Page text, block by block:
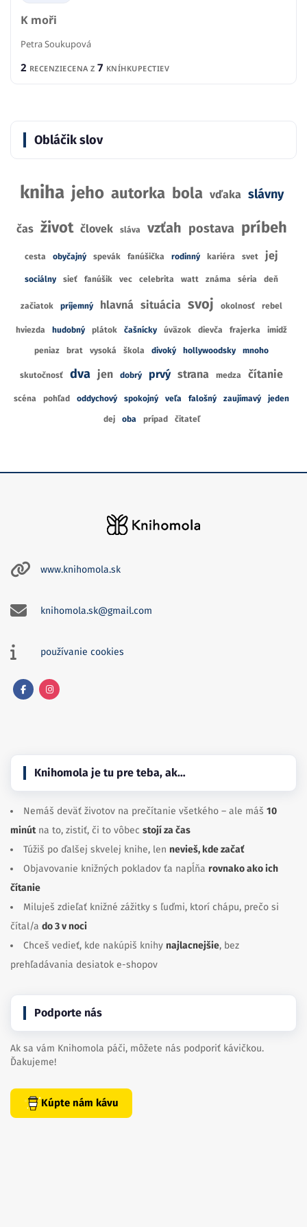
K moři
Petra Soukupová
2 RECENZIECENA Z 7 KNÍHKUPECTIEV
Obláčik slov
kniha jeho autorka bola vďaka slávny
čas život človek sláva vzťah postava príbeh
cesta obyčajný spevák fanúšička rodinný kariéra svet jej
sociálny sieť fanúšik vec celebrita watt známa séria deň
začiatok príjemný hlavná situácia svoj okolnosť rebel
hviezda hudobný plátok čašnícky úväzok dievča frajerka imidž
peniaz brat vysoká škola divoký hollywoodsky mnoho
skutočnosť dva jen dobrý prvý strana medza čítanie
scéna pohľad oddychový spokojný veľa falošný zaujímavý jeden
dej oba prípad čitateľ
www.knihomola.sk
knihomola.sk@gmail.com
používanie cookies
Knihomola je tu pre teba, ak…
Nemáš deväť životov na prečítanie všetkého – ale máš 10
minútna to, zistiť, či to vôbec stojí za čas
Túžiš po ďalšej skvelej knihe, len nevieš, kde začať
Objavovanie knižných pokladov ťa napĺňa rovnako ako ich
čítanie
Miluješ zdieľať knižné zážitky s ľuďmi, ktorí chápu, prečo si
čítal/a do 3 v noci
Chceš vedieť, kde nakúpiš knihy najlacnejšie, bez
prehľadávania desiatok e-shopov
Podporte nás
Ak sa vám Knihomola páči, môžete nás podporiť kávičkou.
Ďakujeme!
Kúpte nám kávu